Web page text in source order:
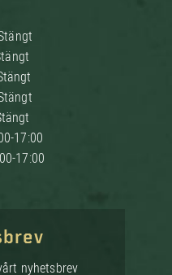
17:00
17:00
nyhetsbrev